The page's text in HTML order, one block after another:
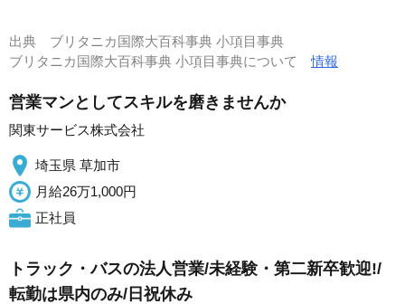
出典 ブリタニカ国際大百科事典 小項目事典
ブリタニカ国際大百科事典 小項目事典について情報
営業マンとしてスキルを磨きませんか
関東サービス株式会社
埼玉県 草加市
月給26万1,000円
正社員
トラック・バスの法人営業/未経験・第二新卒歓迎!/
転勤は県内のみ/日祝休み